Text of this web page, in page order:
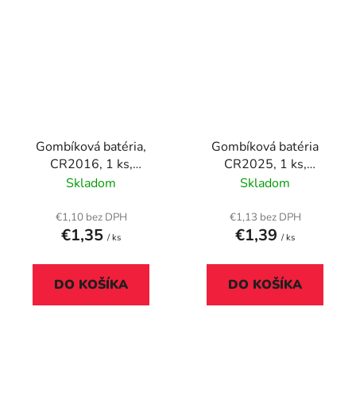
Gombíková batéria,
CR2016, 1 ks,
ENERGIZER
Skladom
€1,10 bez DPH
€1,35 / ks
DO KOŠÍKA
Gombíková batéria
CR2025, 1 ks,
ENERGIZER
Skladom
€1,13 bez DPH
€1,39 / ks
DO KOŠÍKA